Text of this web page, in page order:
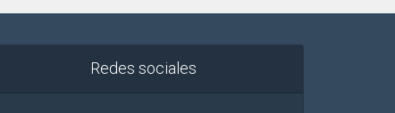
Redes sociales